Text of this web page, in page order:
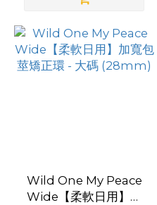
Wild One My Peace
Wide【柔軟日用】加